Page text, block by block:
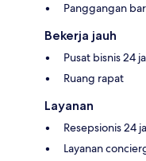
Panggangan
Bekerja jauh
Pusat bisnis 24
Ruang rapat
Layanan
Resepsionis 24
Layanan